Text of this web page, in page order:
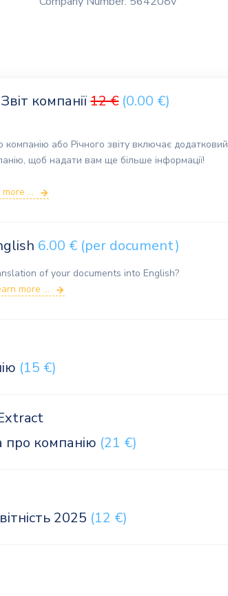
компанії12 €(0.00 €)
або Річного звіту включає додатковий
щоб надати вам ще більше інформації!
...
6.00 € (per document)
of your documents into English?
more ...
(15 €)
про компанію (21 €)
2025 (12 €)